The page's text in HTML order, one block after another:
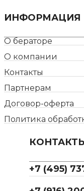
ИНФОРМАЦИЯ
О бераторе
О компании
Контакты
Партнерам
Договор-оферта
Политика
+7 (495)